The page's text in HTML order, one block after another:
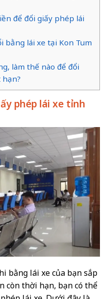
để đổi giấy phép lái
bằng lái xe tại Kon Tum
làm thế nào để đổi
phép lái xe tỉnh
bằng lái xe của bạn sắp
còn thời hạn, bạn có thể